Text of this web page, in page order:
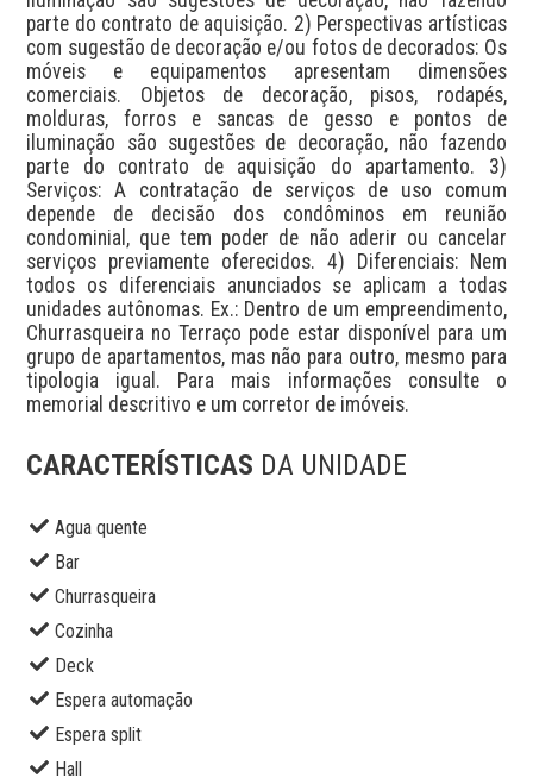
parte do contrato de aquisição. 2) Perspectivas artísticas
com sugestão de decoração e/ou fotos de decorados: Os
móveis e equipamentos apresentam dimensões
comerciais. Objetos de decoração, pisos, rodapés,
molduras, forros e sancas de gesso e pontos de
iluminação são sugestões de decoração, não fazendo
parte do contrato de aquisição do apartamento. 3)
Serviços: A contratação de serviços de uso comum
depende de decisão dos condôminos em reunião
condominial, que tem poder de não aderir ou cancelar
serviços previamente oferecidos. 4) Diferenciais: Nem
todos os diferenciais anunciados se aplicam a todas
unidades autônomas. Ex.: Dentro de um empreendimento,
Churrasqueira no Terraço pode estar disponível para um
grupo de apartamentos, mas não para outro, mesmo para
tipologia igual. Para mais informações consulte o
memorial descritivo e um corretor de imóveis.
CARACTERÍSTICAS DA UNIDADE
Agua quente
Bar
Churrasqueira
Cozinha
Deck
Espera automação
Espera split
Hall